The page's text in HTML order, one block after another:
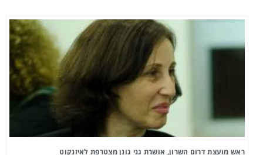
ראש מועצת דרום השרון, אושרת גני גונן מצטרפת לאיזנקוט